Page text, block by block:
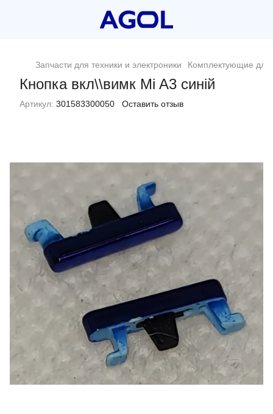
Запчасти для техники и электроники Комплектующие
Кнопка вкл\\вимк Mi A3 синій
Артикул: 301583300050 Оставить отзыв